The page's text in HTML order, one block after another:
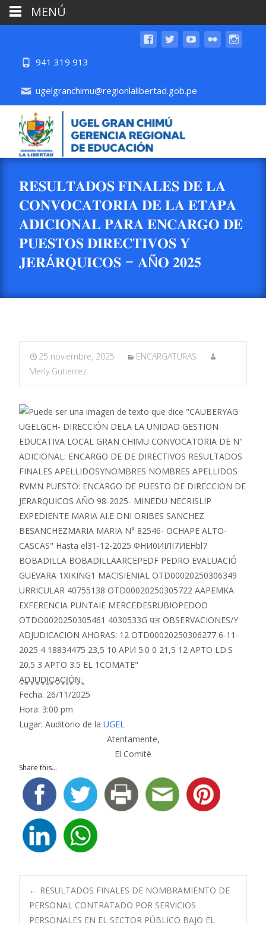
941 319 913
ugelgranchimu@regionlalibertad.gob.pe
𝐑𝐄𝐒𝐔𝐋𝐓𝐀𝐃𝐎𝐒 𝐅𝐈𝐍𝐀𝐋𝐄𝐒 𝐃𝐄 𝐋𝐀
𝐂𝐎𝐍𝐕𝐎𝐂𝐀𝐓𝐎𝐑𝐈𝐀 𝐃𝐄 𝐋𝐀 𝐄𝐓𝐀𝐏𝐀
𝐀𝐃𝐈𝐂𝐈𝐎𝐍𝐀𝐋 𝐏𝐀𝐑𝐀 𝐄𝐍𝐂𝐀𝐑𝐆𝐎 𝐃𝐄
𝐏𝐔𝐄𝐒𝐓𝐎𝐒 𝐃𝐈𝐑𝐄𝐂𝐓𝐈𝐕𝐎𝐒 𝐘
𝐉𝐄𝐑Á𝐑𝐐𝐔𝐈𝐂𝐎𝐒 – 𝐀Ñ𝐎 𝟐𝟎𝟐𝟓
25 noviembre, 2025
ENCARGATURAS
Merly Gutierrez
A̳D̳J̳U̳D̳I̳C̳A̳C̳I̳Ó̳N̳:̳
Fecha: 26/11/2025
Hora: 3:00 pm
Lugar: Auditorio de la UGEL
Atentamente,
El Comitè
Share this...
Navegación
← RESULTADOS FINALES DE NOMBRAMIENTO DE
PERSONAL CONTRATADO POR SERVICIOS
PERSONALES EN EL SECTOR PÚBLICO BAJO EL
MENÚ